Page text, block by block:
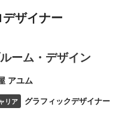
デザイナー
ーム・デザイン
アユム
リア グラフィックデザイナー